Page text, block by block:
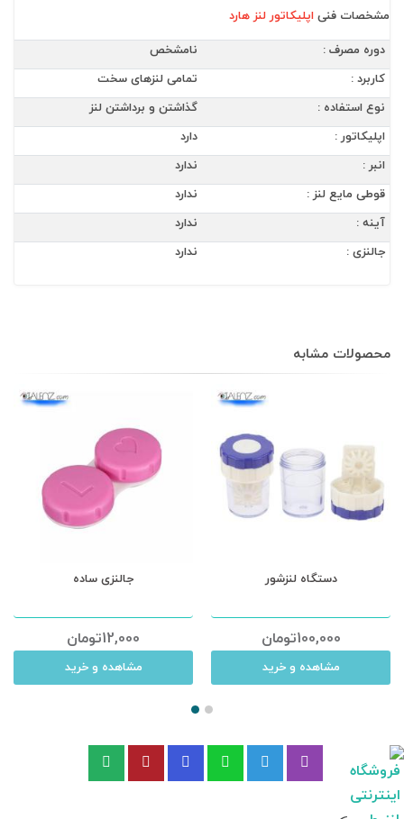
مشخصات فنی اپلیکاتور لنز هارد
دوره مصرف :
نامشخص
کاربرد :
تمامی لنزهای سخت
نوع استفاده :
گذاشتن و برداشتن لنز
اپلیکاتور :
دارد
انبر :
ندارد
قوطی مایع لنز :
ندارد
آینه :
ندارد
جالنزی :
ندارد
محصولات مشابه
جالنزی ساده
12,000تومان
مشاهده و خرید
دستگاه لنزشور
100,000تومان
مشاهده و خرید